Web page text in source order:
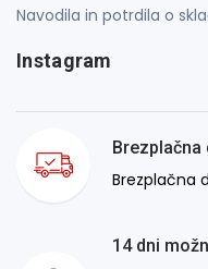
Navodila in potrdila o
Instagram
Brezplačna
Brezplačna
14 dni